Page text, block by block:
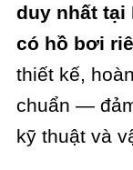
duy nhất tại
có hồ bơi
thiết kế,
chuẩn —
kỹ thuật và